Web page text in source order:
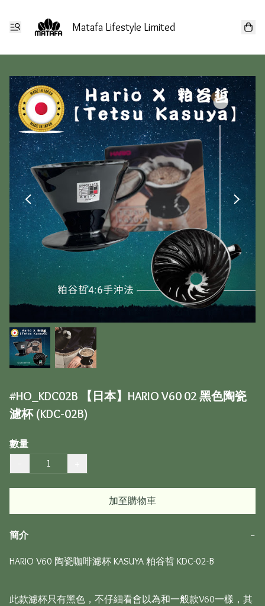
Matafa Lifestyle Limited
#HO_KDC02B 【日本】HARIO V60 02 黑色陶瓷
濾杯 (KDC-02B)
數量
加至購物車
簡介 −
HARIO V60 陶瓷咖啡濾杯 KASUYA 粕谷哲 KDC-02-B
此款濾杯只有黑色，不仔細看會以為和一般款V60一樣，其